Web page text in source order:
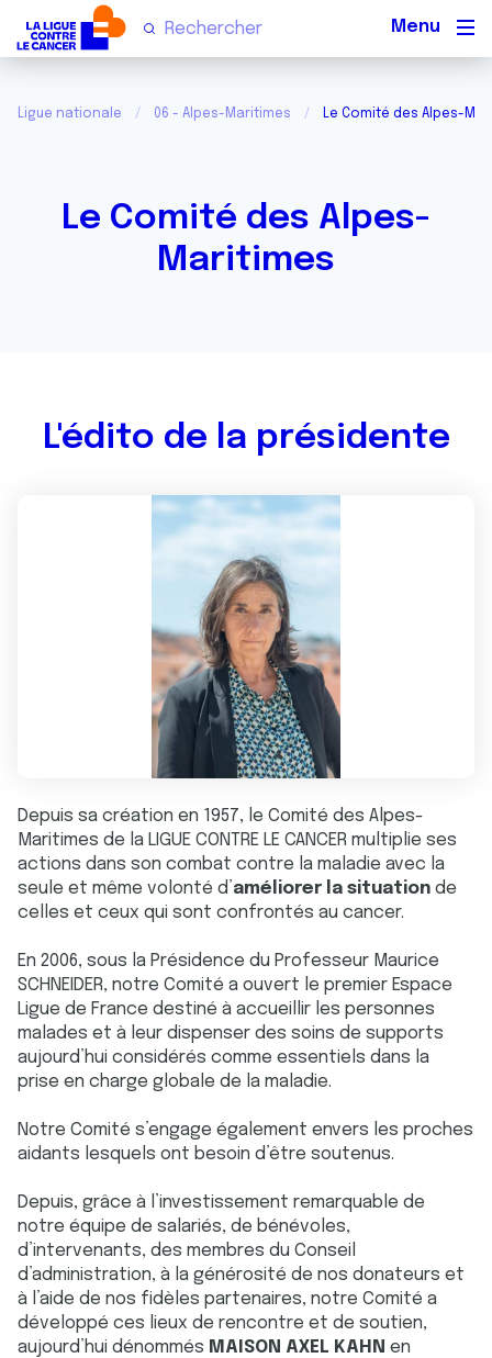
Ligue nationale 06 - Alpes-Maritimes Le Comité des Alpes-
Le Comité des Alpes-
Maritimes
L'édito de la présidente
Depuis sa création en 1957, le Comité des Alpes-
Maritimes de la LIGUE CONTRE LE CANCER multiplie ses
actions dans son combat contre la maladie avec la
seule et même volonté d’améliorer la situation de
celles et ceux qui sont confrontés au cancer.
En 2006, sous la Présidence du Professeur Maurice
SCHNEIDER, notre Comité a ouvert le premier Espace
Ligue de France destiné à accueillir les personnes
malades et à leur dispenser des soins de supports
aujourd’hui considérés comme essentiels dans la
prise en charge globale de la maladie.
Notre Comité s’engage également envers les proches
aidants lesquels ont besoin d’être soutenus.
Depuis, grâce à l’investissement remarquable de
notre équipe de salariés, de bénévoles,
d’intervenants, des membres du Conseil
d’administration, à la générosité de nos donateurs et
à l’aide de nos fidèles partenaires, notre Comité a
développé ces lieux de rencontre et de soutien,
aujourd’hui dénommés MAISON AXEL KAHN en